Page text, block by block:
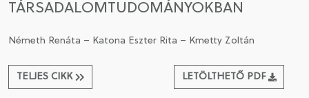
TÁRSADALOMTUDOMÁNYOKBAN
Németh Renáta – Katona Eszter Rita – Kmetty Zoltán
TELJES CIKK LETÖLTHETŐ PDF